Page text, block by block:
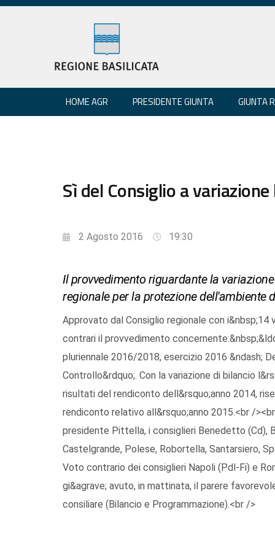
HOME AGR PRESIDENTE GIUNTA GIUNTA
Sì del Consiglio a
2 Agosto 2016 19:30
Il provvedimento riguardante la
regionale per la protezione
Approvato dal Consiglio regionale con
contrari il provvedimento
pluriennale 2016/2018, esercizio 2016 &ndash;
Controllo&rdquo;. Con la variazione di bilancio
risultati del rendiconto dell&rsquo;anno 2014,
rendiconto relativo all&rsquo;anno 2015.<br /
presidente Pittella, i consiglieri Benedetto (Cd),
Castelgrande, Polese, Robortella, Santarsiero,
Voto contrario dei consiglieri Napoli (Pdl-Fi) e
gi&agrave; avuto, in mattinata, il parere
consiliare (Bilancio e Programmazione).<br />